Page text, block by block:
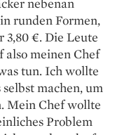
runden Formen,
3,80 €. Die Leute
also meinen Chef
tun. Ich wollte
machen, um
Mein Chef wollte
Problem